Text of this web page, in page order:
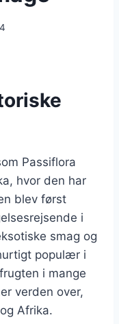
Passiflora
hvor den har
blev først
i
smag og
populær i
i mange
verden over,
Afrika.